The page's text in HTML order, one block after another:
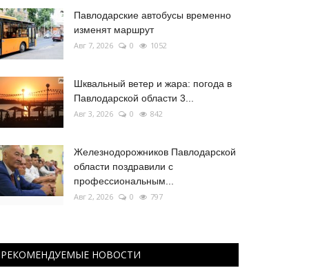
Павлодарские автобусы временно
изменят маршрут
Авг 7, 2026 0 1052
Шквальный ветер и жара: погода в
Павлодарской области 3...
Авг 3, 2026 0 842
Железнодорожников Павлодарской
области поздравили с
профессиональным...
Авг 2, 2026 0 797
РЕКОМЕНДУЕМЫЕ НОВОСТИ